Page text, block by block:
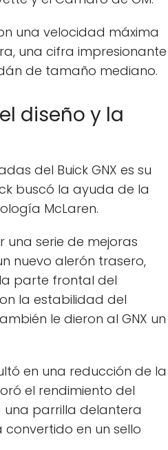
una velocidad máxima
una cifra impresionante
de tamaño mediano.
diseño y la
del Buick GNX es su
buscó la ayuda de la
McLaren.
una serie de mejoras
nuevo alerón trasero,
parte frontal del
la estabilidad del
le dieron al GNX un
en una reducción de la
el rendimiento del
una parrilla delantera
convertido en un sello